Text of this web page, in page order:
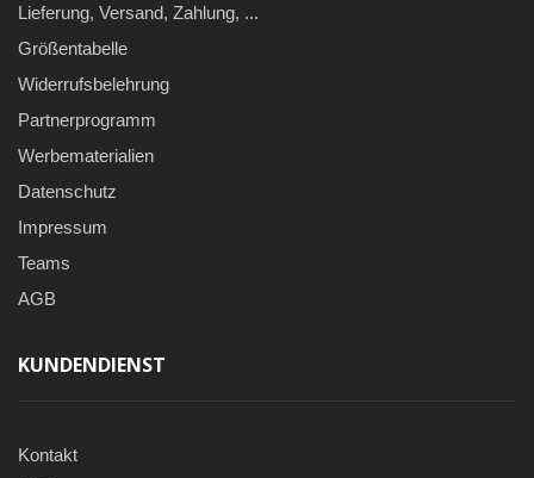
Lieferung, Versand, Zahlung, ...
Größentabelle
Widerrufsbelehrung
Partnerprogramm
Werbematerialien
Datenschutz
Impressum
Teams
AGB
KUNDENDIENST
Kontakt